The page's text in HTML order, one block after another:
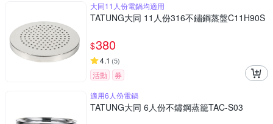
大同11人份電鍋均適用
TATUNG大同 11人份316不鏽鋼蒸盤C11H90S
$380
4.1 (5)
活動
券
適用6人份電鍋
TATUNG大同 6人份不鏽鋼蒸籠TAC-S03